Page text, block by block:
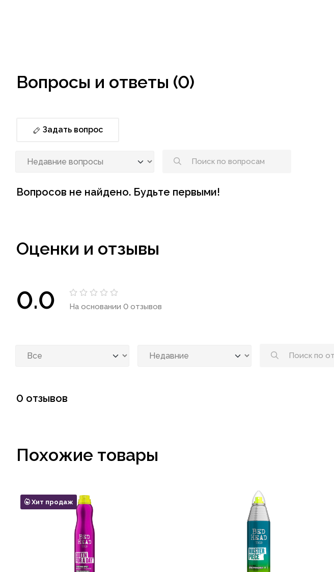
Вопросы и ответы (0)
Задать вопрос
Вопросов не найдено. Будьте первыми!
Оценки и отзывы
0.0 На основании 0 отзывов
0 отзывов
Похожие товары
Хит продаж